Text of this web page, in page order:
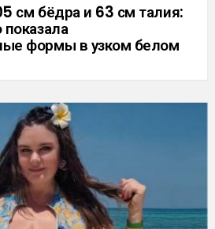
см бёдра и 63 см талия:
формы в узком белом